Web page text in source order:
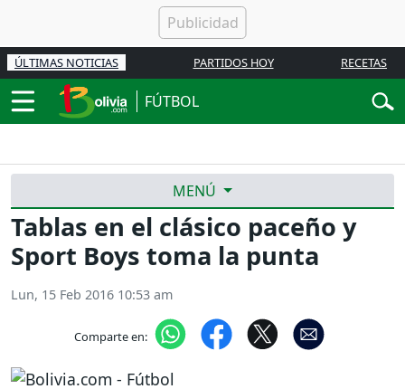
ÚLTIMAS NOTICIAS PARTIDOS HOY RECETAS
FÚTBOL
MENÚ
Tablas en el clásico paceño y
Sport Boys toma la punta
Lun, 15 Feb 2016 10:53 am
Comparte en: